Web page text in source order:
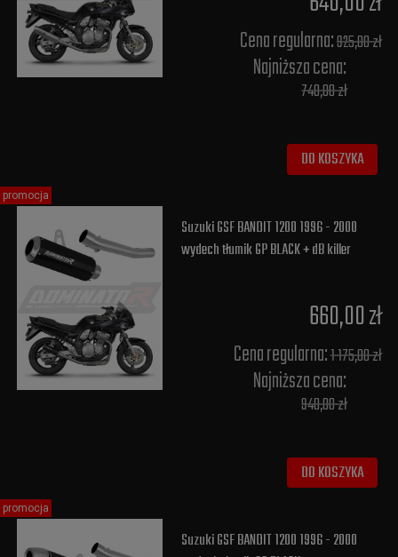
Cena regularna:925,00 zł
Najniższa cena:
740,00 zł
DO KOSZYKA
Suzuki GSF BANDIT 1200 1996 - 2000
wydech tłumik GP BLACK + dB killer
660,00 zł
Cena regularna:1 175,00 zł
Najniższa cena:
940,00 zł
DO KOSZYKA
promocja
Suzuki GSF BANDIT 1200 1996 - 2000
promocja